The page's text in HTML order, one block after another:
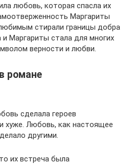
любовь, которая спасла их
Маргариты
стирали границы добра
Маргариты стала для многих
верности и любви.
романе
сделала героев
хуже. Любовь, как настоящее
другими.
их встреча была